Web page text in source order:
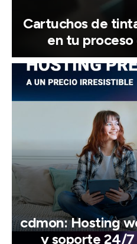
Cartuchos de
en tu
cdmon: Hosting
y soporte 24/7